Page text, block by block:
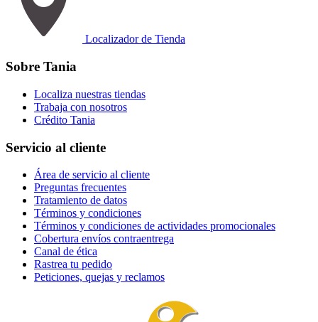
Localizador de Tienda
Sobre Tania
Localiza nuestras tiendas
Trabaja con nosotros
Crédito Tania
Servicio al cliente
Área de servicio al cliente
Preguntas frecuentes
Tratamiento de datos
Términos y condiciones
Términos y condiciones de actividades promocionales
Cobertura envíos contraentrega
Canal de ética
Rastrea tu pedido
Peticiones, quejas y reclamos